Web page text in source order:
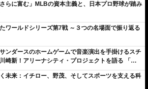
さらに富む」MLBの資本主義と、日本プロ野球が踏み
ワールドシリーズ第7戦 ～３つの名場面で振り返る
ンダースのホームゲームで音楽演出を手掛けるスチ
崎新！アリーナシティ・プロジェクトを語る 「楽
でしょ。川崎は、ずっと成長曲線だから」
未来：イチロー、野茂、そしてスポーツを支える科